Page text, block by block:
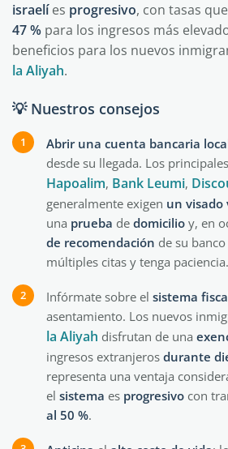
israelíes progresivo, con tasas
47 % para los ingresos más
beneficios para los nuevos
la Aliyah.
💡 Nuestros consejos
Abrir una cuenta bancaria
desde su llegada. Los
Hapoalim, Bank Leumi,
generalmente exigen un visado
una prueba de domicilio y, en
de recomendación de su
múltiples citas y tenga paciencia.
Infórmate sobre el sistema
asentamiento. Los nuevos
la Aliyah disfrutan de una
ingresos extranjeros durante
representa una ventaja
el sistema es progresivo con
al 50 %.